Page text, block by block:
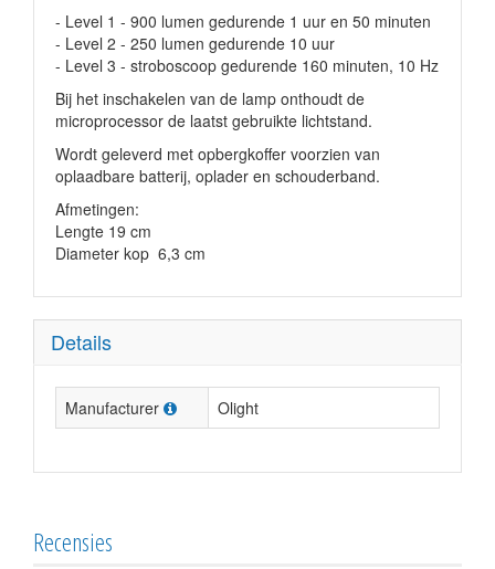
- Level 1 - 900 lumen gedurende 1 uur en 50 minuten
- Level 2 - 250 lumen gedurende 10 uur
- Level 3 - stroboscoop gedurende 160 minuten, 10 Hz
Bij het inschakelen van de lamp onthoudt de
microprocessor de laatst gebruikte lichtstand.
Wordt geleverd met opbergkoffer voorzien van
oplaadbare batterij, oplader en schouderband.
Afmetingen:
Lengte 19 cm
Diameter kop 6,3 cm
Details
Manufacturer Olight
Recensies